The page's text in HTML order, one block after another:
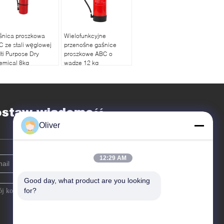
proszkowa
ze stali węglowej
Purpose Dry
8kg
Wielofunkcyjne
przenośne gaśnice
proszkowe ABC o
wadze 12 kg
wiadomość
Oliver
12:29 AM
Good day, what product are you looking
for?